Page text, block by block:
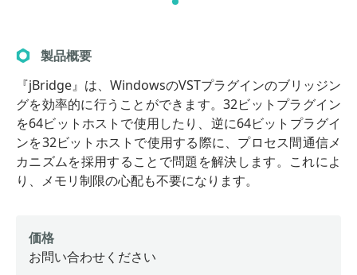
製品概要
『jBridge』は、WindowsのVSTプラグインのブリッジン
グを効率的に行うことができます。32ビットプラグイン
を64ビットホストで使用したり、逆に64ビットプラグイ
ンを32ビットホストで使用する際に、プロセス間通信メ
カニズムを採用することで問題を解決します。これによ
り、メモリ制限の心配も不要になります。
価格
お問い合わせください